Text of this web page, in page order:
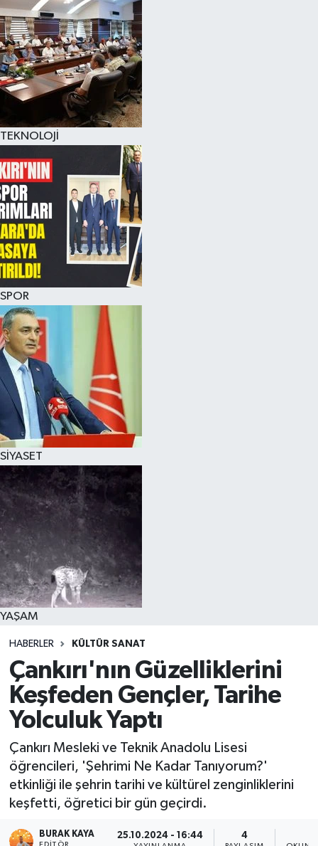
TEKNOLOJİ
SPOR
SİYASET
YAŞAM
HABERLER KÜLTÜR SANAT
Çankırı'nın Güzelliklerini
Keşfeden Gençler, Tarihe
Yolculuk Yaptı
Çankırı Mesleki ve Teknik Anadolu Lisesi
öğrencileri, 'Şehrimi Ne Kadar Tanıyorum?'
etkinliği ile şehrin tarihi ve kültürel zenginliklerini
keşfetti, öğretici bir gün geçirdi.
BURAK KAYA
EDITÖR
25.10.2024 - 16:44 4